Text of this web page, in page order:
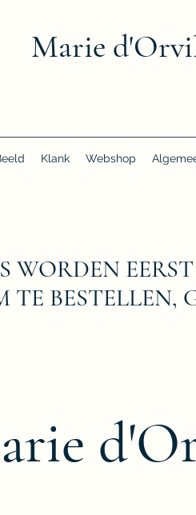
Marie
Klank Webshop
TE